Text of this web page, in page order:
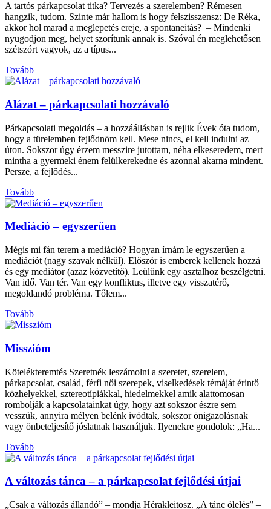
A tartós párkapcsolat titka? Tervezés a szerelemben? Rémesen
hangzik, tudom. Szinte már hallom is hogy felszisszensz: De Réka,
akkor hol marad a meglepetés ereje, a spontaneitás? – Mindenki
nyugodjon meg, helyet szorítunk annak is. Szóval én meglehetősen
szétszórt vagyok, az a típus...
Tovább
Alázat – párkapcsolati hozzávaló
Párkapcsolati megoldás – a hozzáállásban is rejlik Évek óta tudom,
hogy a türelemben fejlődnöm kell. Mese nincs, el kell indulni az
úton. Sokszor úgy érzem messzire jutottam, néha elkeseredem, mert
mintha a gyermeki énem felülkerekedne és azonnal akarna mindent.
Persze, a fejlődés...
Tovább
Mediáció – egyszerűen
Mégis mi fán terem a mediáció? Hogyan írnám le egyszerűen a
mediációt (nagy szavak nélkül). Először is emberek kellenek hozzá
és egy mediátor (azaz közvetítő). Leülünk egy asztalhoz beszélgetni.
Van idő. Van tér. Van egy konfliktus, illetve egy visszatérő,
megoldandó probléma. Tőlem...
Tovább
Misszióm
Kötelékteremtés Szeretnék leszámolni a szeretet, szerelem,
párkapcsolat, család, férfi női szerepek, viselkedések témáját érintő
közhelyekkel, sztereotípiákkal, hiedelmekkel amik alattomosan
rombolják a kapcsolatainkat úgy, hogy azt sokszor észre sem
vesszük, annyira mélyen belénk ivódtak, sokszor önigazolásnak
vagy önbeteljesítő jóslatnak használjuk. Ilyenekre gondolok: „Ha...
Tovább
A változás tánca – a párkapcsolat fejlődési útjai
„Csak a változás állandó” – mondja Hérakleitosz. „A tánc ölelés” –